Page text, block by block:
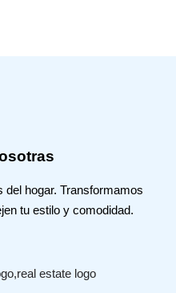
hogar. Transformamos
tu estilo y comodidad.